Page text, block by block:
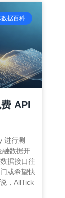
数据百科
API
进行测
融数据开
据接口往
或希望快
，AllTick